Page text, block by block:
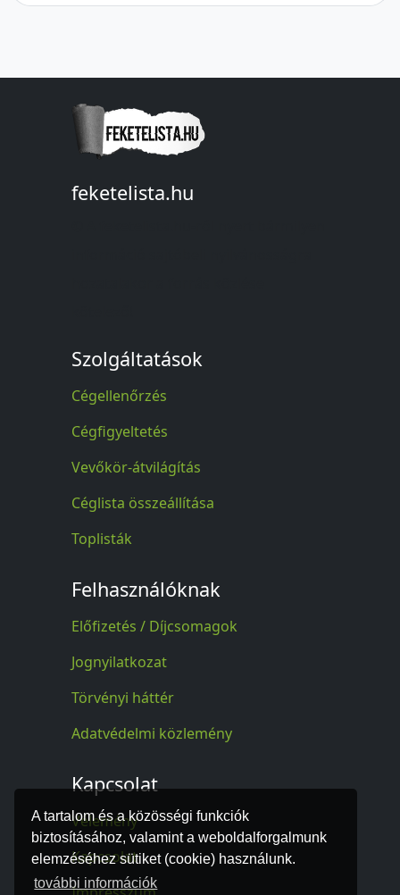
A tartalom és a közösségi funkciók
biztosításához, valamint a weboldalforgalmunk
elemzéséhez sütiket (cookie) használunk.
további információk
feketelista.hu
Szolgáltatások
Cégellenőrzés
Cégfigyeltetés
Vevőkör-átvilágítás
Céglista összeállítása
Toplisták
Felhasználóknak
Előfizetés / Díjcsomagok
Jognyilatkozat
Törvényi háttér
Adatvédelmi közlemény
Kapcsolat
Vélemény
Kapcsolat